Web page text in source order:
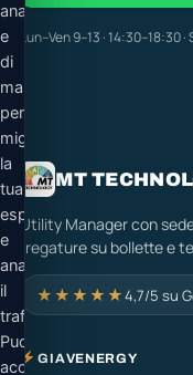
Lun–Ven 9–13 ·
MT
Utility Manager con
fregature su bollette e
★★★★★4,7/5 su
GIAVENERGY
analitici
e
di
marketing
per
migliorare
la
tua
esperienza
e
analizzare
il
traffico.
Puoi
accettare